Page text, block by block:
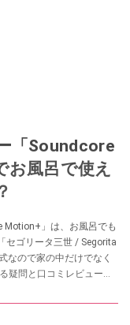
「Soundcore
風呂で使え
Motion+」は、お風呂でも
セゴリータ三世 / Segorita
なので家の中だけでなく
疑問と口コミレビューも